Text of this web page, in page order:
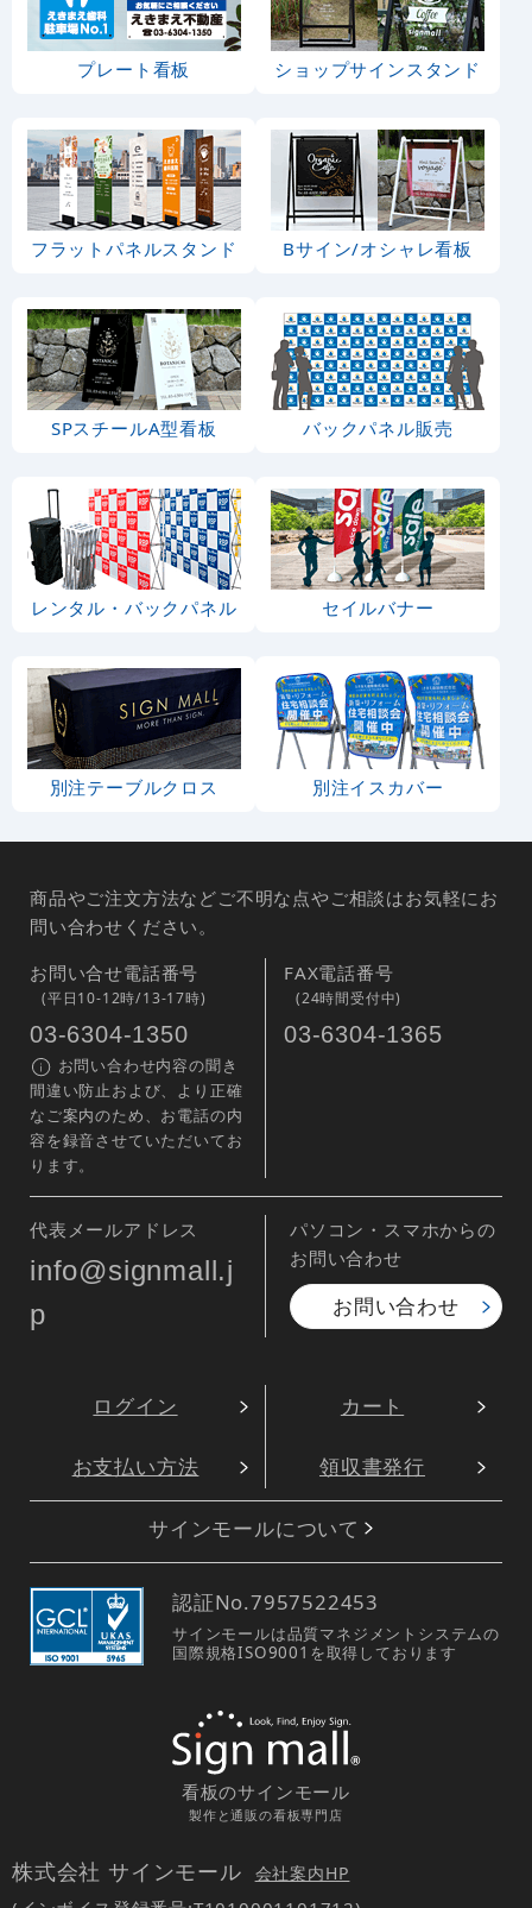
プレート看板 ショップサインスタンド
フラットパネルスタンド Bサイン/オシャレ看板
SPスチールA型看板 バックパネル販売
レンタル・バックパネル セイルバナー
別注テーブルクロス 別注イスカバー
商品やご注文方法などご不明な点やご相談はお気軽にお
問い合わせください。
お問い合せ電話番号
(平日10-12時/13-17時)
03-6304-1350
お問い合わせ内容の聞き
間違い防止および、より正確
なご案内のため、お電話の内
容を録音させていただいてお
ります。
FAX電話番号
(24時間受付中)
03-6304-1365
代表メールアドレス
info@signmall.j
p
パソコン・スマホからの
お問い合わせ
お問い合わせ
ログイン カート
お支払い方法 領収書発行
サインモールについて
認証No.7957522453
サインモールは品質マネジメントシステムの
国際規格ISO9001を取得しております
看板のサインモール
製作と通販の看板専門店
株式会社 サインモール 会社案内HP